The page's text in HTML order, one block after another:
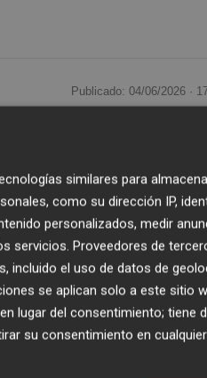
Publicado: 04/06/2026 ·
que el
División, es un equipo con
esta campaña.
superado situaciones
ante un conjunto
pequeños detalles. "La
similares para
como su dirección IP,
personalizados, medir
servicios. Proveedores de
incluido el uso de datos de
se aplican solo a este sitio
lugar del consentimiento; tiene
su consentimiento en